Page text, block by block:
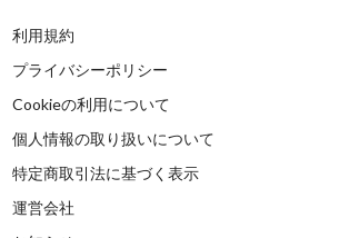
利用規約
プライバシーポリシー
Cookieの利用について
個人情報の取り扱いについて
特定商取引法に基づく表示
運営会社